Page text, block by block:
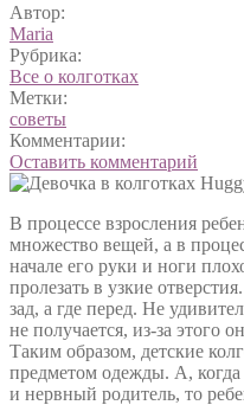
Автор:
Maria
Рубрика:
Все о колготках
Метки:
советы
Комментарии:
Оставить комментарий
В процессе взросления
множество вещей, а в
начале его руки и ноги
пролезать в узкие
зад, а где перед. Не
не получается, из-за этого
Таким образом, детские
предметом одежды. А,
и нервный родитель, то